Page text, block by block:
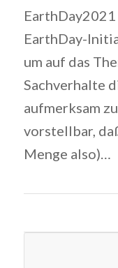
EarthDay-
um auf das
Sachverhalte
aufmerksam
vorstellbar,
Menge also)…